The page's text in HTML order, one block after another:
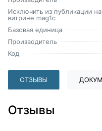
Исключить из публикации
витрине mag1c
Базовая единица
Производитель
Код
ОТЗЫВЫ
Отзывы